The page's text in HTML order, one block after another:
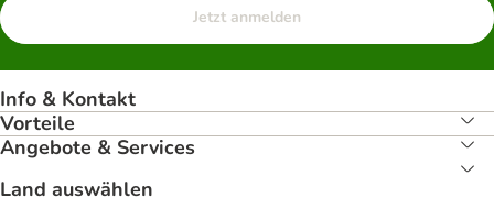
Jetzt anmelden
Info & Kontakt
Vorteile
Angebote & Services
Land auswählen